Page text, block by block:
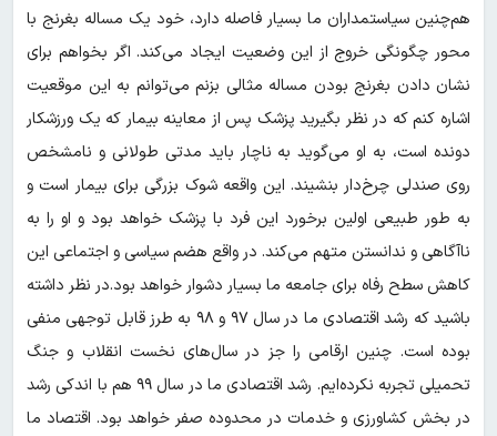
هم‌چنین سیاستمداران ما بسیار فاصله دارد، خود یک مساله بغرنج با
محور چگونگی خروج از این وضعیت ایجاد می‌کند. اگر بخواهم برای
نشان دادن بغرنج بودن مساله مثالی بزنم می‌توانم به این موقعیت
اشاره کنم که در نظر بگیرید پزشک پس از معاینه بیمار که یک ورزشکار
دونده است، به او می‌گوید به ناچار باید مدتی طولانی و نامشخص
روی صندلی چرخ‌دار بنشیند. این واقعه شوک بزرگی برای بیمار است و
به طور طبیعی اولین برخورد این فرد با پزشک خواهد بود و او را به
ناآگاهی و ندانستن متهم می‌کند. در واقع هضم سیاسی و اجتماعی این
کاهش سطح رفاه برای جامعه ما بسیار دشوار خواهد بود.در نظر داشته
باشید که رشد اقتصادی ما در سال ۹۷ و ۹۸ به طرز قابل توجهی منفی
بوده است. چنین ارقامی را جز در سال‌های نخست انقلاب و جنگ
تحمیلی تجربه نکرده‌ایم. رشد اقتصادی ما در سال ۹۹ هم با اندکی رشد
در بخش کشاورزی و خدمات در محدوده صفر خواهد بود. اقتصاد ما